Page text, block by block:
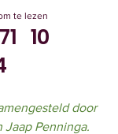
10
te lezen
door
Jaap Penninga.